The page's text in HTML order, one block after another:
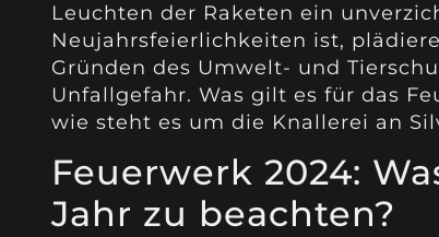
Leuchten der Raketen ein
Neujahrsfeierlichkeiten ist,
Gründen des Umwelt- und
Unfallgefahr. Was gilt es für das
wie steht es um die Knallerei an
Feuerwerk 2024:
Jahr zu beachten?